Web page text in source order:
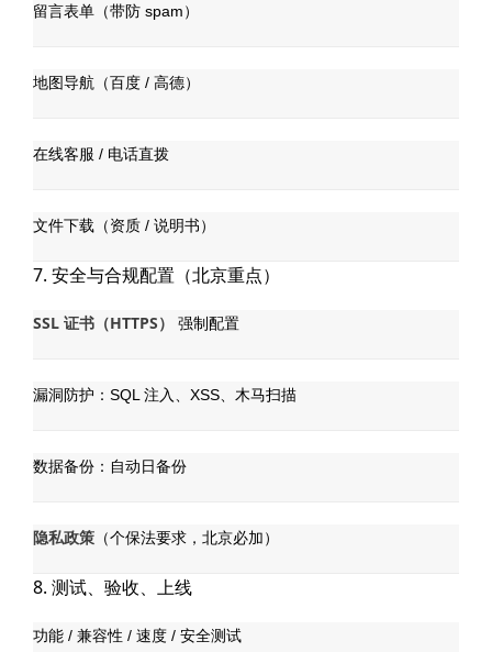
留言表单（带防 spam）
地图导航（百度 / 高德）
在线客服 / 电话直拨
文件下载（资质 / 说明书）
7. 安全与合规配置（北京重点）
SSL 证书（HTTPS） 强制配置
漏洞防护：SQL 注入、XSS、木马扫描
数据备份：自动日备份
隐私政策 （个保法要求，北京必加）
8. 测试、验收、上线
功能 / 兼容性 / 速度 / 安全测试